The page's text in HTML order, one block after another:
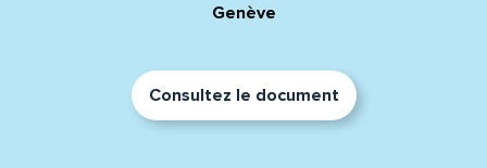
Genève
Consultez le document